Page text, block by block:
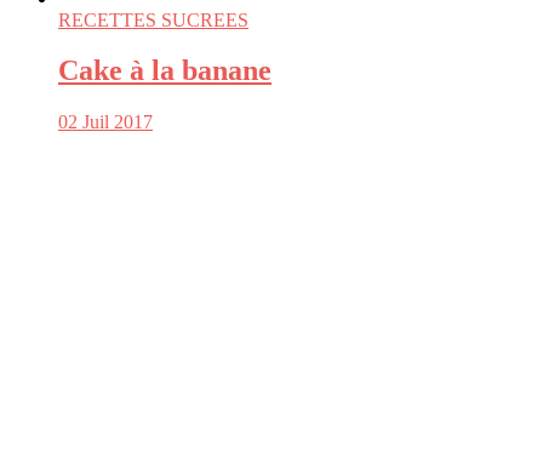
RECETTES SUCREES
Cake à la banane
02 Juil 2017